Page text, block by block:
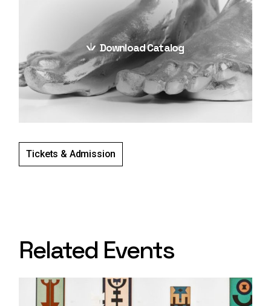
Download Catalog
Tickets & Admission
Related Events